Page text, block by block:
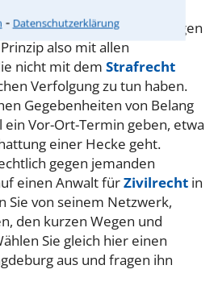
⁃ Datenschutzerklärung
oder Auseinandersetzungen
also mit allen
nicht mit dem Strafrecht
Verfolgung zu tun haben.
Gegebenheiten von Belang
Vor-Ort-Termin geben, etwa
einer Hecke geht.
gegen jemanden
einen Anwalt fürZivilrecht in
Sie von seinem Netzwerk,
den kurzen Wegen und
Sie gleich hier einen
aus und fragen ihn